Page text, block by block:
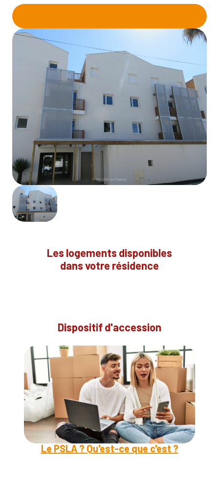
Les logements disponibles
dans votre résidence
Dispositif d'accession
Le PSLA ? Qu'est-ce que c'est ?